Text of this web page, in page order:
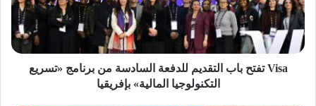
السادسة
من
برنامج
«تسريع
التكنولوجيا Visa تفتح باب التقديم للدفعة السادسة من برنامج «تسريع
التكنولوجيا المالية» بإفريقيا